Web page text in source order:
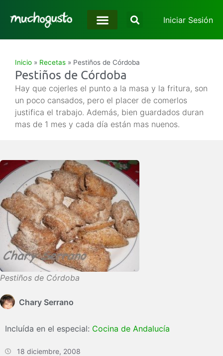
Iniciar Sesión
Inicio » Recetas » Pestiños de Córdoba
Pestiños de Córdoba
Hay que cojerles el punto a la masa y la fritura, son
un poco cansados, pero el placer de comerlos
justifica el trabajo. Además, bien guardados duran
mas de 1 mes y cada día están mas nuenos.
Pestiños de Córdoba
Chary Serrano
Incluída en el especial: Cocina de Andalucía
18 diciembre, 2008